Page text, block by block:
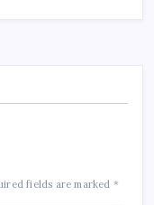
fields are marked *